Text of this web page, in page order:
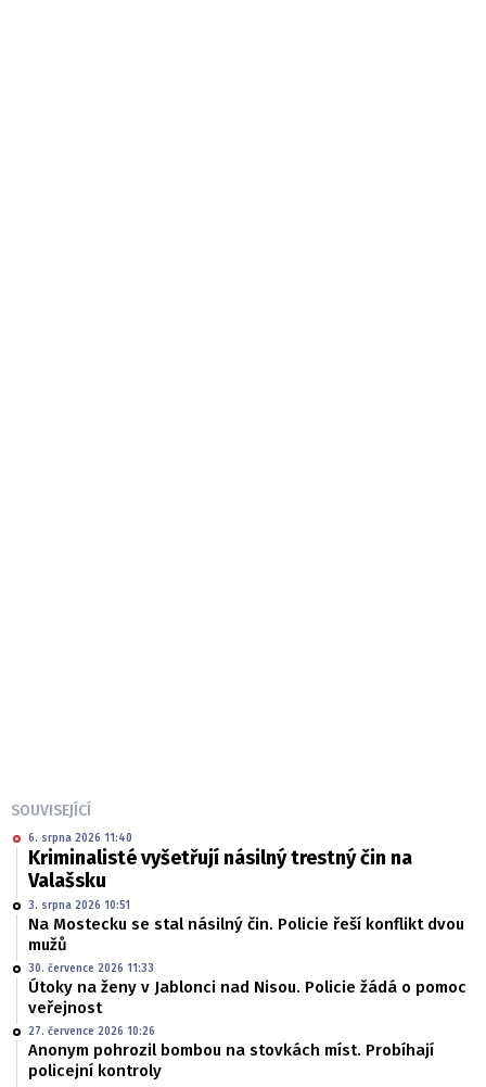
SOUVISEJÍCÍ
6. srpna 2026 11:40
Kriminalisté vyšetřují násilný trestný čin na
Valašsku
3. srpna 2026 10:51
Na Mostecku se stal násilný čin. Policie řeší konflikt dvou
mužů
30. července 2026 11:33
Útoky na ženy v Jablonci nad Nisou. Policie žádá o pomoc
veřejnost
27. července 2026 10:26
Anonym pohrozil bombou na stovkách míst. Probíhají
policejní kontroly